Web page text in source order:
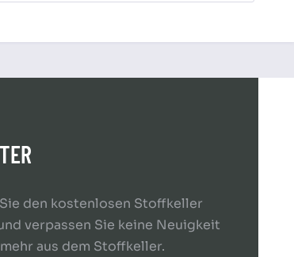
den kostenlosen Stoffkeller
verpassen Sie keine Neuigkeit
aus dem Stoffkeller.